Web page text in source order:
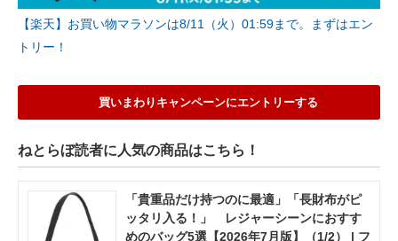
【楽天】お買い物マラソンは8/11（火）01:59まで。まずはエン
トリー！
買いまわりキャンペーンにエントリーする
ねとらぼ読者に人気の商品はこちら！
「貴重品だけ持つのに最適」「長財布がピ
ッタリ入る！」 レジャーシーンにおすす
めのバッグ5選【2026年7月版】（1/2） | フ